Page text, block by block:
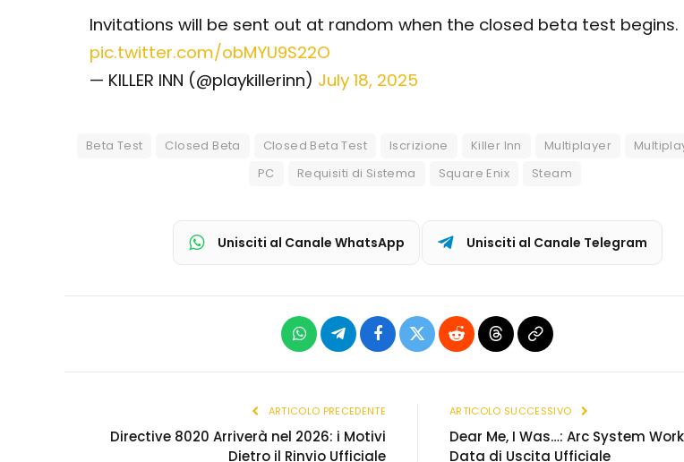
Invitations will be sent out at random when the closed beta test begins.
pic.twitter.com/obMYU9S22O
— KILLER INN (@playkillerinn) July 18, 2025
Beta Test Closed Beta Closed Beta Test Iscrizione Killer Inn Multiplayer
PC
Requisiti di Sistema Square Enix Steam
Unisciti al Canale WhatsApp Unisciti al Canale Telegram
WhatsAppTelegramFacebook
X
RedditThreadsCopia
ARTICOLO PRECEDENTE
Directive 8020 Arriverà nel 2026: i Motivi
Dietro il Rinvio Ufficiale
ARTICOLO SUCCESSIVO
Dear Me, I Was…: Arc System
Data di Uscita Ufficiale